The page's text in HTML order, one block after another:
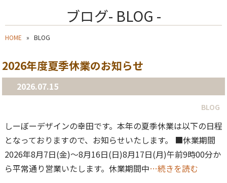
ブログ- BLOG -
HOME BLOG
2026年度夏季休業のお知らせ
2026.07.15
BLOG
しーぼーデザインの幸田です。本年の夏季休業は以下の日程
となっておりますので、お知らせいたします。 ■休業期間
2026年8月7日(金)〜8月16日(日)8月17日(月)午前9時00分か
ら平常通り営業いたします。休業期間中…続きを読む